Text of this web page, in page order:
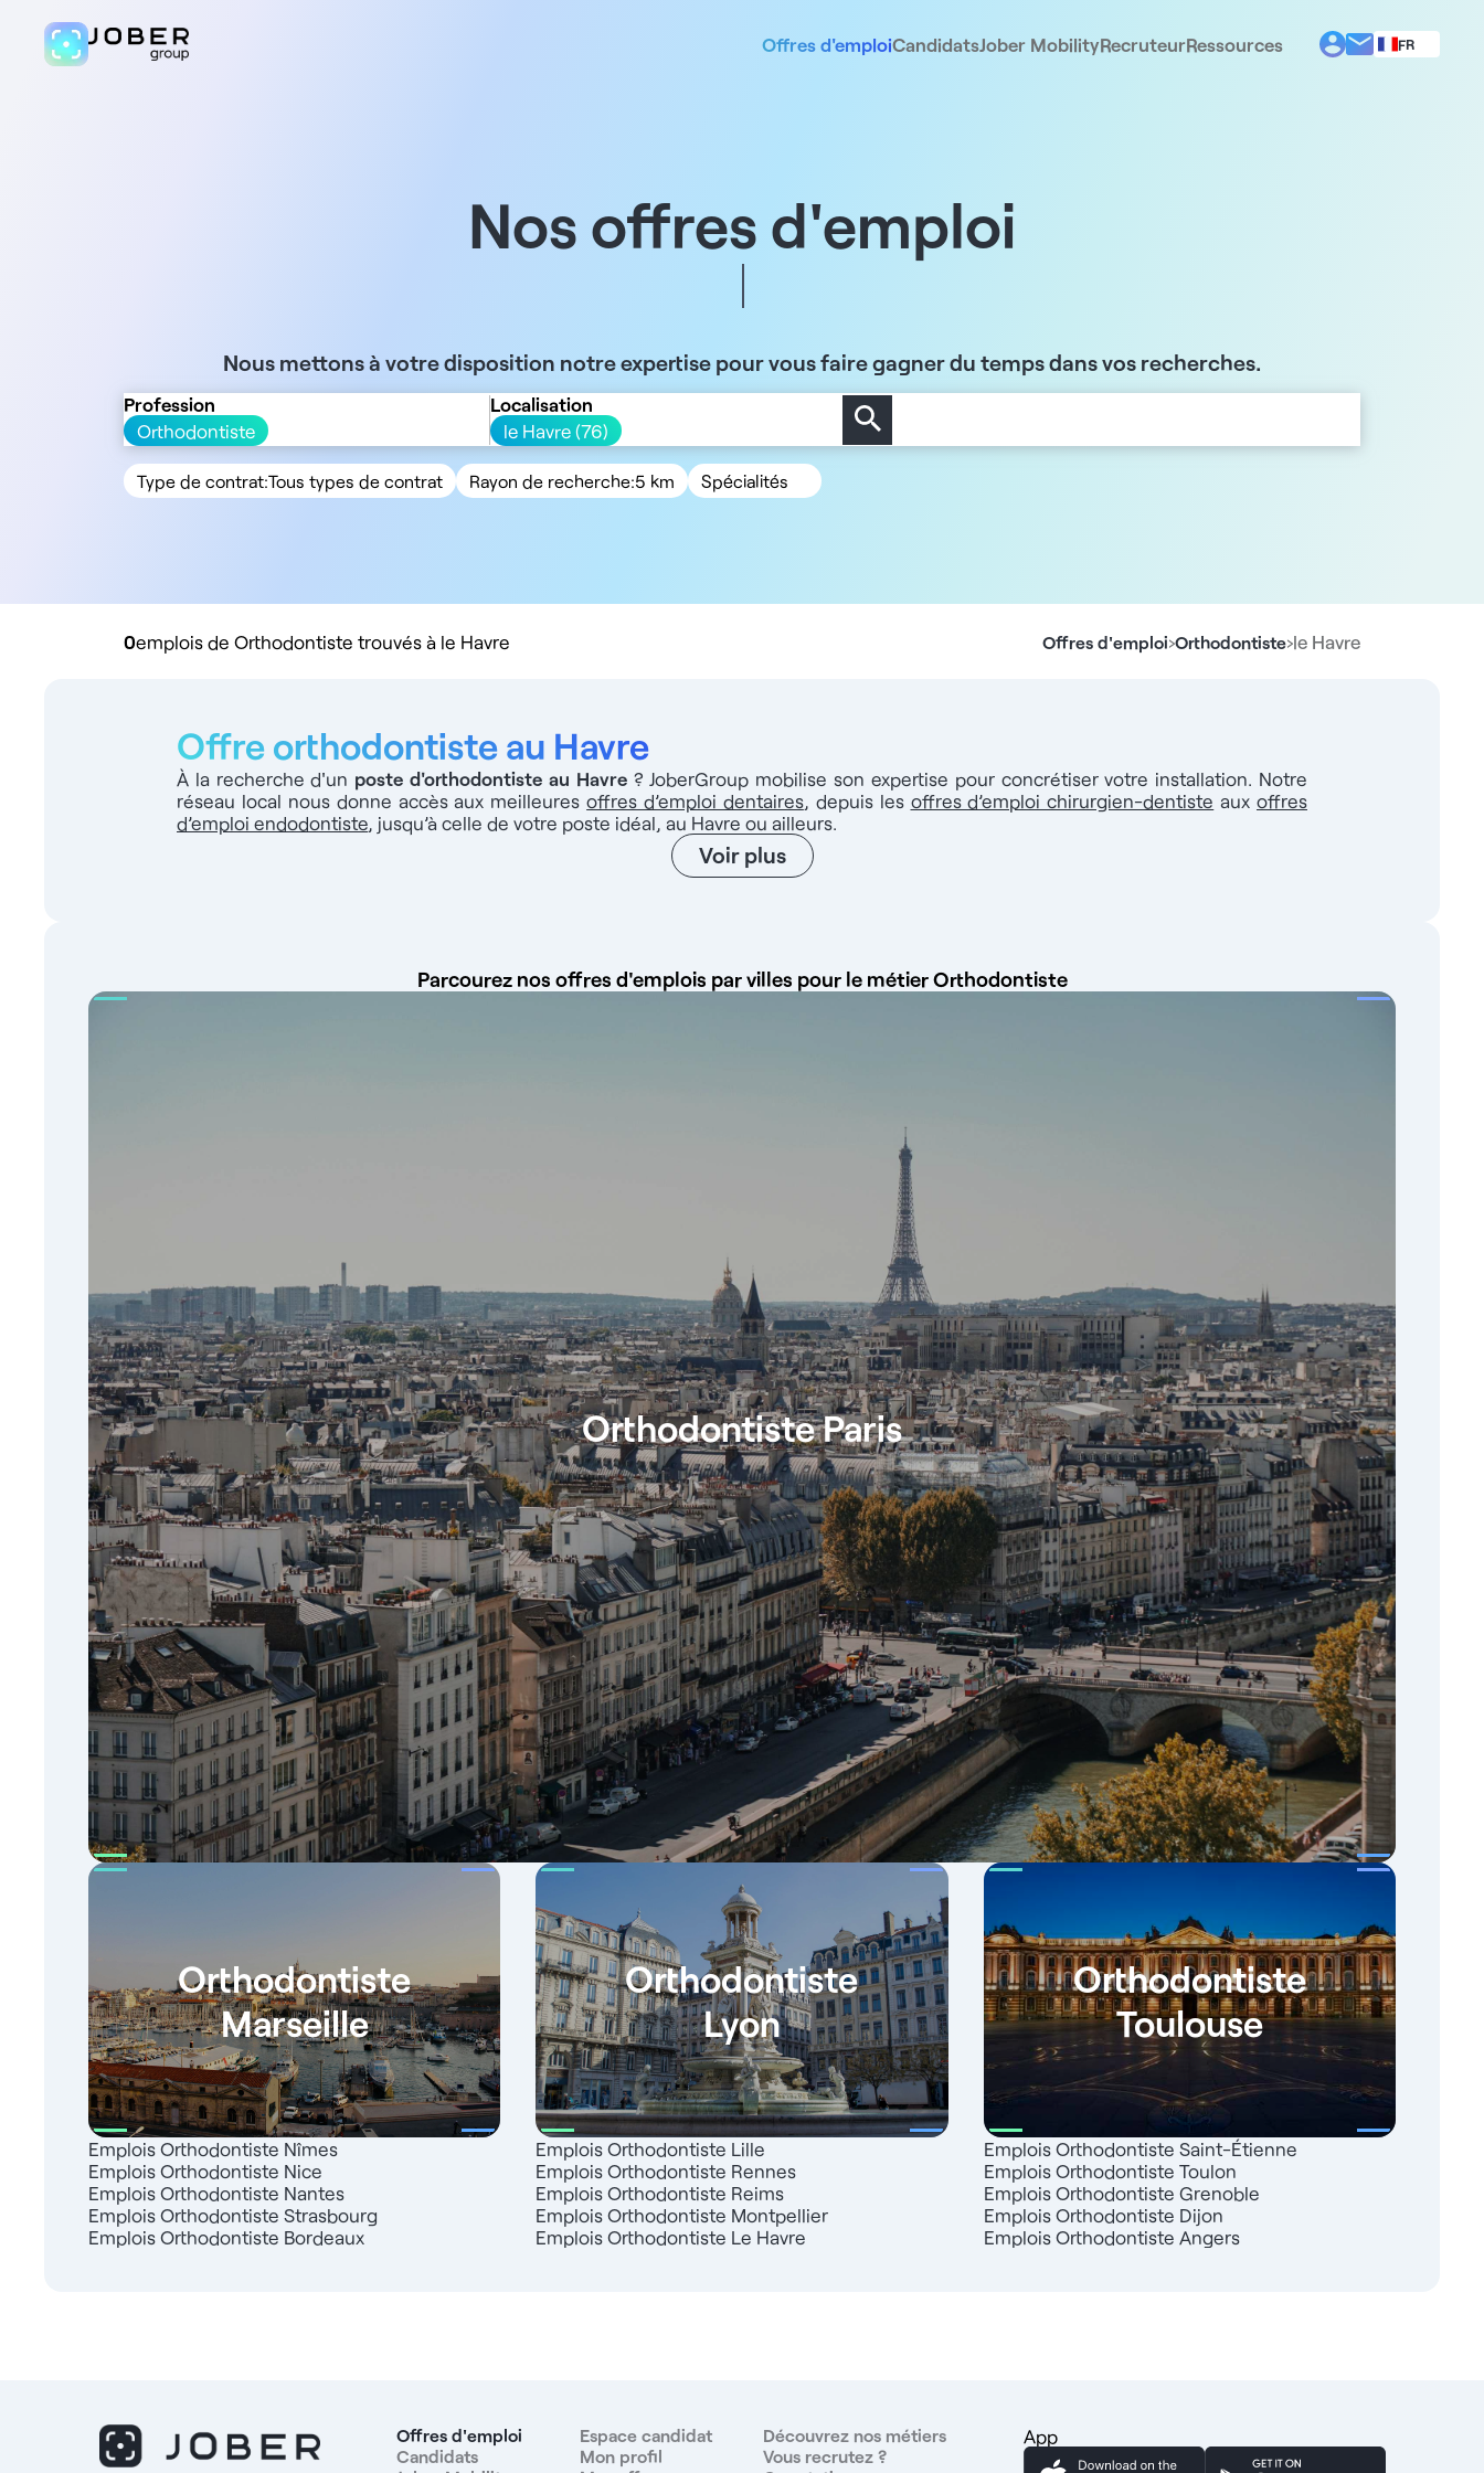
Offres d'emploiCandidatsJober MobilityRecruteurRessources
FR
Nos offres d'emploi
Nous mettons à votre disposition notre expertise pour vous faire gagner du temps dans vos recherches.
Profession
Orthodontiste
Localisation
le Havre (76)
Type de contrat:Tous types de contrat
Rachat de cabinet
Rayon de recherche:5 km
50 km
Spécialités
0emplois de Orthodontiste trouvés à le Havre Offres d'emploi›Orthodontiste›le Havre
Offre orthodontiste au Havre
À la recherche d'un poste d'orthodontiste au Havre? JoberGroup mobilise son expertise pour concrétiser votre installation. Notre
réseau local nous donne accès aux meilleuresoffres d’emploi dentaires, depuis les offres d’emploi chirurgien-dentiste aux offres
d’emploi endodontiste, jusqu’à celle de votre poste idéal, au Havre ou ailleurs.
Voir plus
Parcourez nos offres d'emplois par villes pour le métier Orthodontiste
Orthodontiste Paris
Orthodontiste
Marseille
Emplois Orthodontiste Nîmes
Emplois Orthodontiste Nice
Emplois Orthodontiste Nantes
Emplois Orthodontiste Strasbourg
Emplois Orthodontiste Bordeaux
Orthodontiste
Lyon
Emplois Orthodontiste Lille
Emplois Orthodontiste Rennes
Emplois Orthodontiste Reims
Emplois Orthodontiste Montpellier
Emplois Orthodontiste Le Havre
Orthodontiste
Toulouse
Emplois Orthodontiste Saint-Étienne
Emplois Orthodontiste Toulon
Emplois Orthodontiste Grenoble
Emplois Orthodontiste Dijon
Emplois Orthodontiste Angers
Offres d'emploi
Candidats
Espace candidat
Mon profil
Découvrez nos métiers
Vous recrutez ?
App